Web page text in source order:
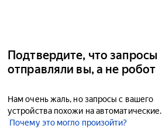
Подтвердите, что запросы
отправляли вы, а не робот
Нам очень жаль, но запросы с вашего
устройства похожи на автоматические.
Почему это могло произойти?